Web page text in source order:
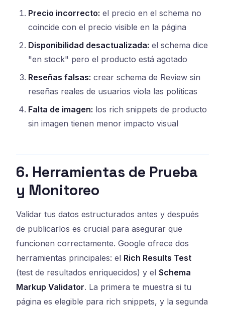
Precio incorrecto: el precio en el schema no
coincide con el precio visible en la página
Disponibilidad desactualizada: el schema dice
"en stock" pero el producto está agotado
Reseñas falsas: crear schema de Review sin
reseñas reales de usuarios viola las políticas
Falta de imagen: los rich snippets de producto
sin imagen tienen menor impacto visual
6. Herramientas de Prueba
y Monitoreo
Validar tus datos estructurados antes y después
de publicarlos es crucial para asegurar que
funcionen correctamente. Google ofrece dos
herramientas principales: el Rich Results Test
(test de resultados enriquecidos) y el Schema
Markup Validator. La primera te muestra si tu
página es elegible para rich snippets, y la segunda